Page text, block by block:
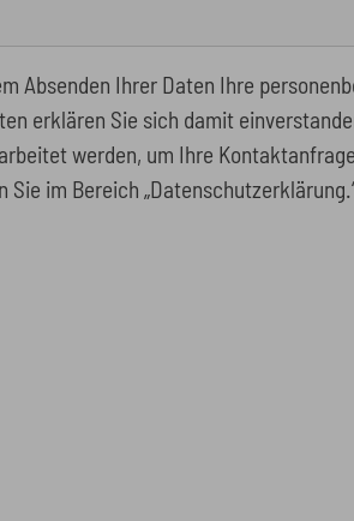
Absenden Ihrer Daten Ihre
erklären Sie sich damit
werden, um Ihre
im Bereich